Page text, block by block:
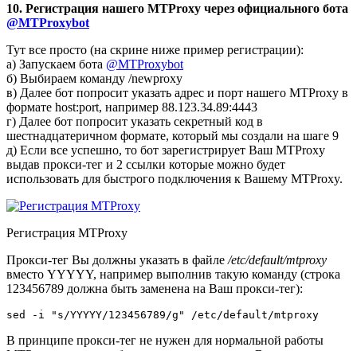
10. Регистрация нашего MTProxy через официального бота
@MTProxybot
Тут все просто (на скрине ниже пример регистрации):
а) Запускаем бота @MTProxybot
б) Выбираем команду /newproxy
в) Далее бот попросит указать адрес и порт нашего MTProxy в
формате host:port, например 88.123.34.89:4443
г) Далее бот попросит указать секретный код в
шестнадцатеричном формате, который мы создали на шаге 9
д) Если все успешно, то бот зарегистрирует Ваш MTProxy
выдав прокси-тег и 2 ссылки которые можно будет
использовать для быстрого подключения к Вашему MTProxy.
Регистрация MTProxy
Прокси-тег Вы должны указать в файле /etc/default/mtproxy
вместо YYYYY, например выполнив такую команду (строка
123456789 должна быть заменена на Ваш прокси-тег):
В принципе прокси-тег не нужен для нормальной работы